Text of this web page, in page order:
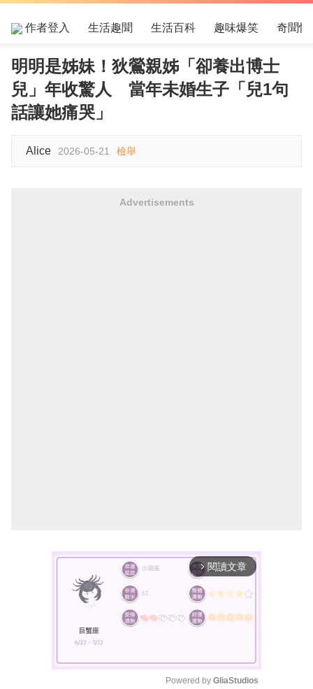
作者登入 生活趣聞 生活百科 趣味爆笑 奇聞怪
明明是姊妹！狄鶯親姊「卻養出博士
兒」年收驚人 當年未婚生子「兒1句
話讓她痛哭」
Alice 2026-05-21 檢舉
Advertisements
arrow_forward_ios 閱讀文章
Powered by GliaStudios